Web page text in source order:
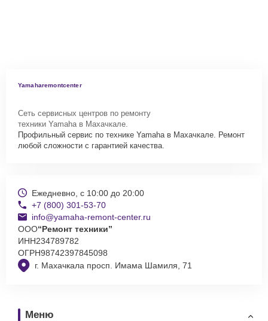
Yamaharemontcenter
Сеть сервисных центров по ремонту
техники Yamaha в Махачкале.
Профильный сервис по технике Yamaha в Махачкале. Ремонт
любой сложности с гарантией качества.
г. Махачкала просп. Имама Шамиля, 71
Ежедневно, с 10:00 до 20:00
+7 (800) 301-53-70
info@yamaha-remont-center.ru
ООО“Ремонт техники”
ИНН234789782
ОГРН98742397845098
Меню